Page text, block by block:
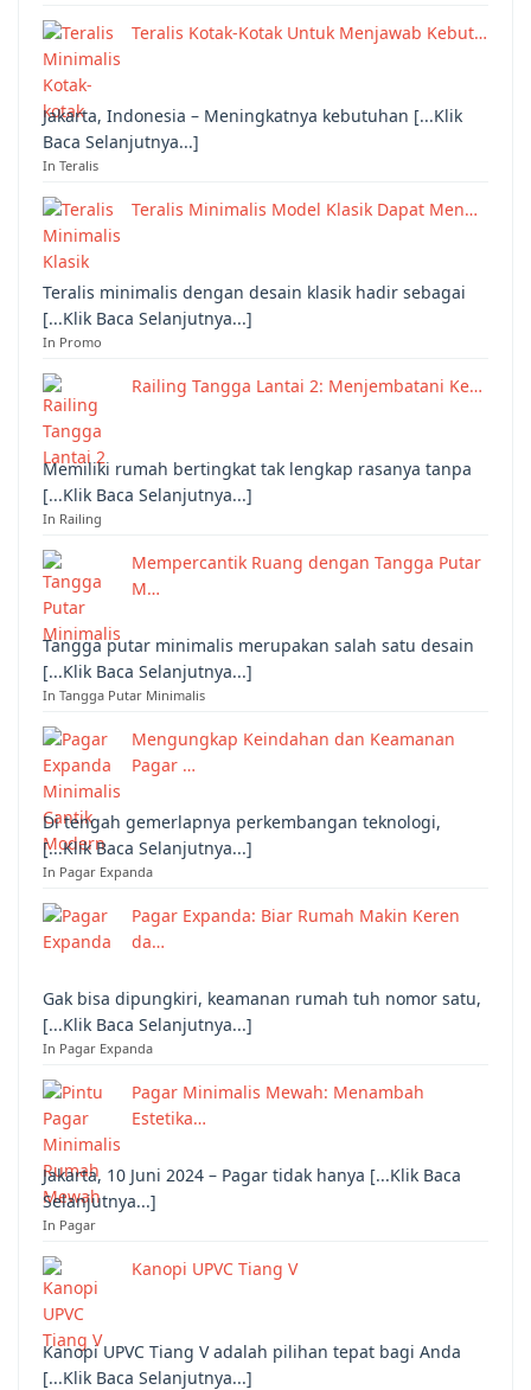
Teralis Kotak-Kotak Untuk Menjawab Kebut…
Jakarta, Indonesia – Meningkatnya kebutuhan [...Klik
Baca Selanjutnya...]
In Teralis
Teralis Minimalis Model Klasik Dapat Men…
Teralis minimalis dengan desain klasik hadir sebagai
[...Klik Baca Selanjutnya...]
In Promo
Railing Tangga Lantai 2: Menjembatani Ke…
Memiliki rumah bertingkat tak lengkap rasanya tanpa
[...Klik Baca Selanjutnya...]
In Railing
Mempercantik Ruang dengan Tangga Putar
M…
Tangga putar minimalis merupakan salah satu desain
[...Klik Baca Selanjutnya...]
In Tangga Putar Minimalis
Mengungkap Keindahan dan Keamanan
Pagar …
Di tengah gemerlapnya perkembangan teknologi,
[...Klik Baca Selanjutnya...]
In Pagar Expanda
Pagar Expanda: Biar Rumah Makin Keren
da…
Gak bisa dipungkiri, keamanan rumah tuh nomor satu,
[...Klik Baca Selanjutnya...]
In Pagar Expanda
Pagar Minimalis Mewah: Menambah
Estetika…
Jakarta, 10 Juni 2024 – Pagar tidak hanya [...Klik Baca
Selanjutnya...]
In Pagar
Kanopi UPVC Tiang V
Kanopi UPVC Tiang V adalah pilihan tepat bagi Anda
[...Klik Baca Selanjutnya...]